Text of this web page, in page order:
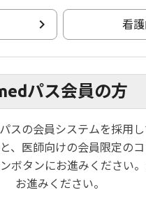
看
パス会員の方
スの会員システムを採用し
、医師向けの会員限定のコ
ボタンにお進みください
お進みください。